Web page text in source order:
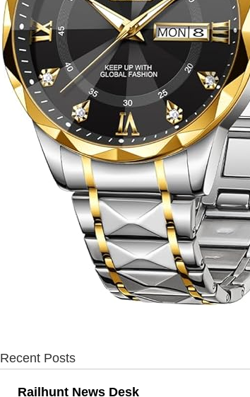
Recent Posts
Railhunt News Desk